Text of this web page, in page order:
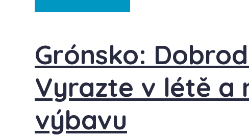
Grónsko:
Vyrazte v létě a
výbavu